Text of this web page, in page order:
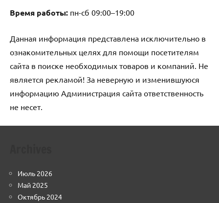
Время работы: пн-сб 09:00–19:00
Данная информация представлена исключительно в
ознакомительных целях для помощи посетителям
сайта в поиске необходимых товаров и компаний. Не
является рекламой! За неверную и изменившуюся
информацию Администрация сайта ответственность
не несет.
Июль 2026
Май 2025
Октябрь 2024